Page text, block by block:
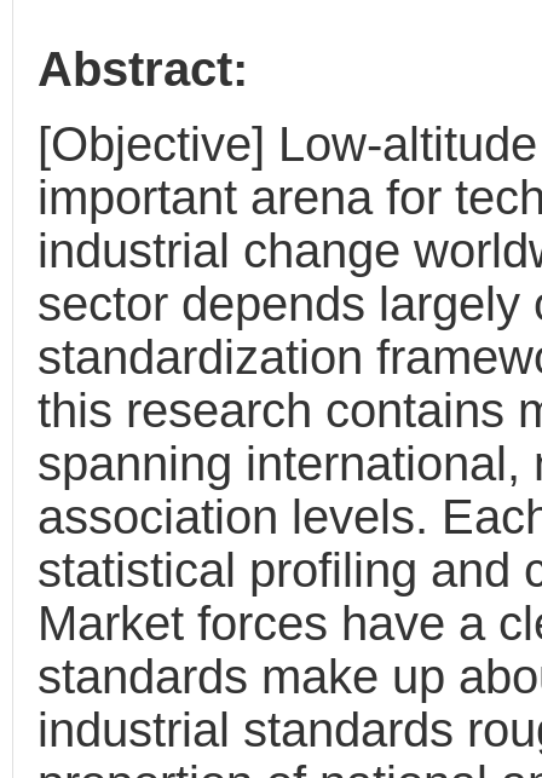
Abstract:
[Objective] Low-
important arena for
industrial change
sector depends largely
standardization
this research contains
spanning
association levels.
statistical profiling and
Market forces have a
standards make up
industrial standards